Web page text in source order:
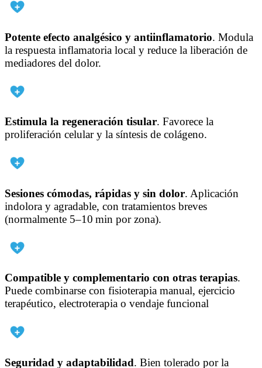
Potente efecto analgésico y antiinflamatorio. Modula
la respuesta inflamatoria local y reduce la liberación de
mediadores del dolor.
Estimula la regeneración tisular. Favorece la
proliferación celular y la síntesis de colágeno.
Sesiones cómodas, rápidas y sin dolor. Aplicación
indolora y agradable, con tratamientos breves
(normalmente 5–10 min por zona).
Compatible y complementario con otras terapias.
Puede combinarse con fisioterapia manual, ejercicio
terapéutico, electroterapia o vendaje funcional
Seguridad y adaptabilidad. Bien tolerado por la